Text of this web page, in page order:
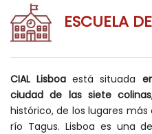
ESCUELA
CIAL Lisboaestá situada
ciudad de las siete
histórico, de los lugares
río Tagus. Lisboa es una